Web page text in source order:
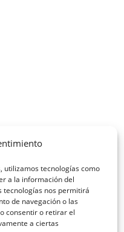
utilizamos tecnologías como
a la información del
tecnologías nos permitirá
de navegación o las
consentir o retirar el
a ciertas